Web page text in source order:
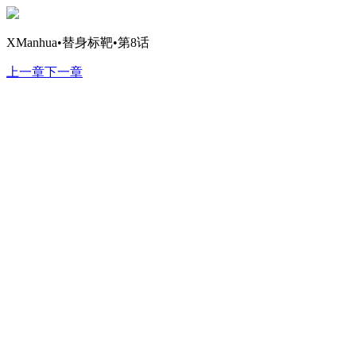
XManhua•替身标靶•第8话
上一章下一章